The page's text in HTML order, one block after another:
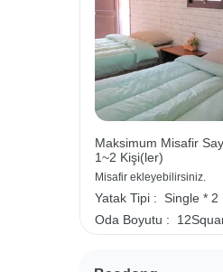
Maksimum Misafir
1~2 Kişi(ler)
Misafir ekleyebilirsiniz.
Yatak Tipi :
Single * 2
Oda Boyutu :